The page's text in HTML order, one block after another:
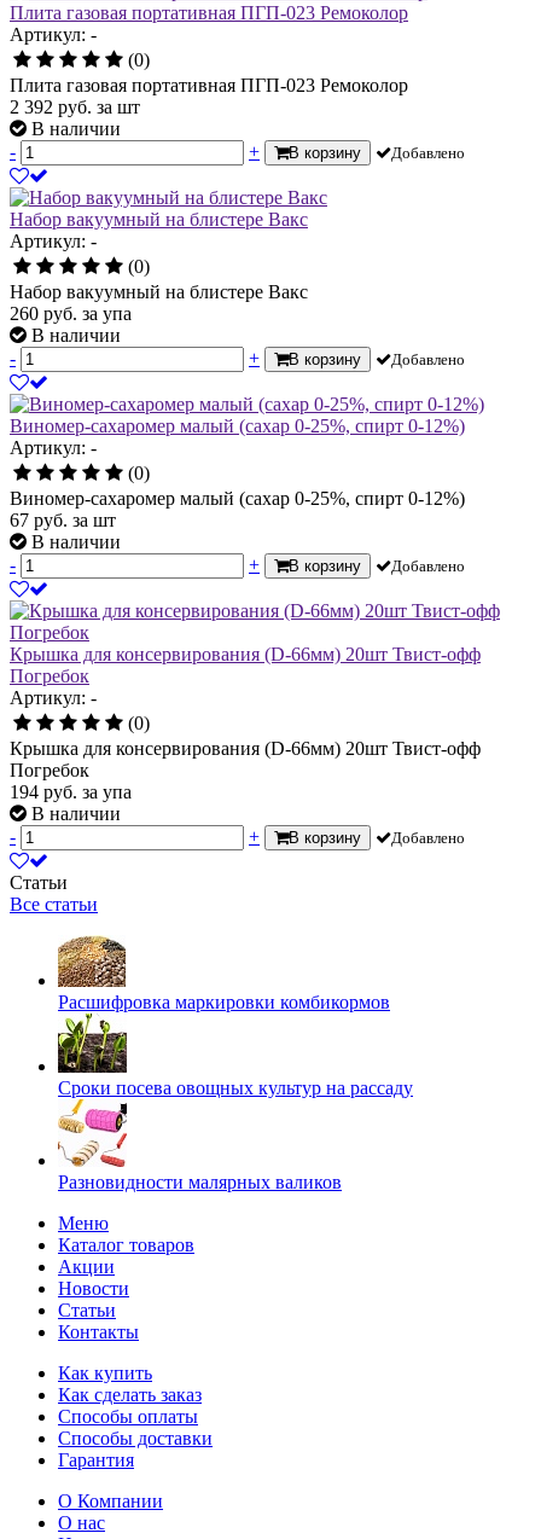
Плита газовая портативная ПГП-023 Ремоколор
Артикул: -
(0)
Плита газовая портативная ПГП-023 Ремоколор
2 392 руб. за шт
В наличии
-
+ В корзину Добавлено
Набор вакуумный на блистере Вакс
Артикул: -
(0)
Набор вакуумный на блистере Вакс
260 руб. за упа
В наличии
-
+ В корзину Добавлено
Виномер-сахаромер малый (сахар 0-25%, спирт 0-12%)
Артикул: -
(0)
Виномер-сахаромер малый (сахар 0-25%, спирт 0-12%)
67 руб. за шт
В наличии
-
+ В корзину Добавлено
Крышка для консервирования (D-66мм) 20шт Твист-офф
Погребок
Артикул: -
(0)
Крышка для консервирования (D-66мм) 20шт Твист-офф
Погребок
194 руб. за упа
В наличии
-
+ В корзину Добавлено
Статьи
Все статьи
Расшифровка маркировки комбикормов
Сроки посева овощных культур на рассаду
Разновидности малярных валиков
Меню
Каталог товаров
Акции
Новости
Статьи
Контакты
Как купить
Как сделать заказ
Способы оплаты
Способы доставки
Гарантия
О Компании
О нас